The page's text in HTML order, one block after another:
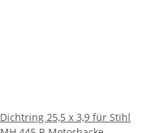
Dichtring 25,5 x 3,9 für Stihl